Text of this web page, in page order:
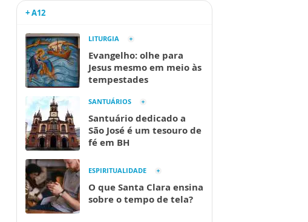
+ A12
LITURGIA
Evangelho: olhe para
Jesus mesmo em meio às
tempestades
SANTUÁRIOS
Santuário dedicado a
São José é um tesouro de
fé em BH
ESPIRITUALIDADE
O que Santa Clara ensina
sobre o tempo de tela?